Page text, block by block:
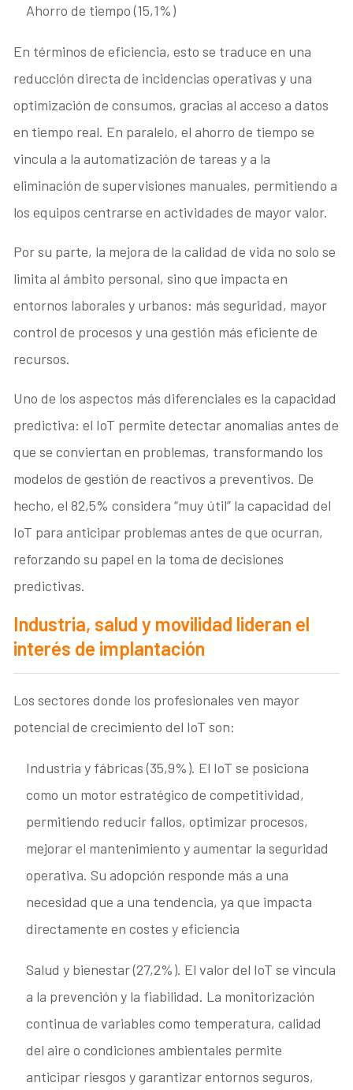
Ahorro de tiempo (15,1%)
En términos de eficiencia, esto se traduce en una
reducción directa de incidencias operativas y una
optimización de consumos, gracias al acceso a datos
en tiempo real. En paralelo, el ahorro de tiempo se
vincula a la automatización de tareas y a la
eliminación de supervisiones manuales, permitiendo a
los equipos centrarse en actividades de mayor valor.
Por su parte, la mejora de la calidad de vida no solo se
limita al ámbito personal, sino que impacta en
entornos laborales y urbanos: más seguridad, mayor
control de procesos y una gestión más eficiente de
recursos.
Uno de los aspectos más diferenciales es la capacidad
predictiva: el IoT permite detectar anomalías antes de
que se conviertan en problemas, transformando los
modelos de gestión de reactivos a preventivos. De
hecho, el 82,5% considera “muy útil” la capacidad del
IoT para anticipar problemas antes de que ocurran,
reforzando su papel en la toma de decisiones
predictivas.
Industria, salud y movilidad lideran el
interés de implantación
Los sectores donde los profesionales ven mayor
potencial de crecimiento del IoT son:
Industria y fábricas (35,9%). El IoT se posiciona
como un motor estratégico de competitividad,
permitiendo reducir fallos, optimizar procesos,
mejorar el mantenimiento y aumentar la seguridad
operativa. Su adopción responde más a una
necesidad que a una tendencia, ya que impacta
directamente en costes y eficiencia
Salud y bienestar (27,2%). El valor del IoT se vincula
a la prevención y la fiabilidad. La monitorización
continua de variables como temperatura, calidad
del aire o condiciones ambientales permite
anticipar riesgos y garantizar entornos seguros,